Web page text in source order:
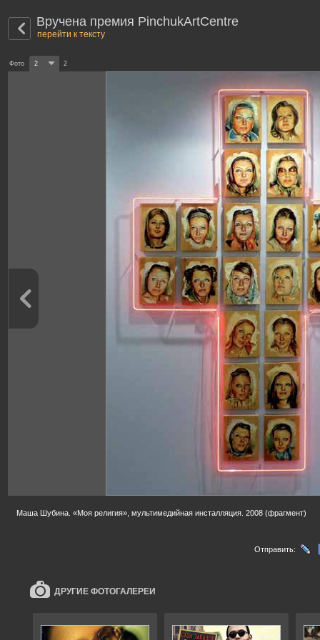
Вручена премия PinchukArtCentre
перейти к тексту
Фото 2 2
Маша Шубина. «Моя религия», мультимедийная инсталляция. 2008 (фрагмент)
Отправить:
ДРУГИЕ ФОТОГАЛЕРЕИ